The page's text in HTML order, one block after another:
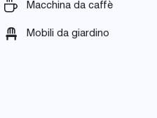
Macchina da caffè
Mobili da giardino